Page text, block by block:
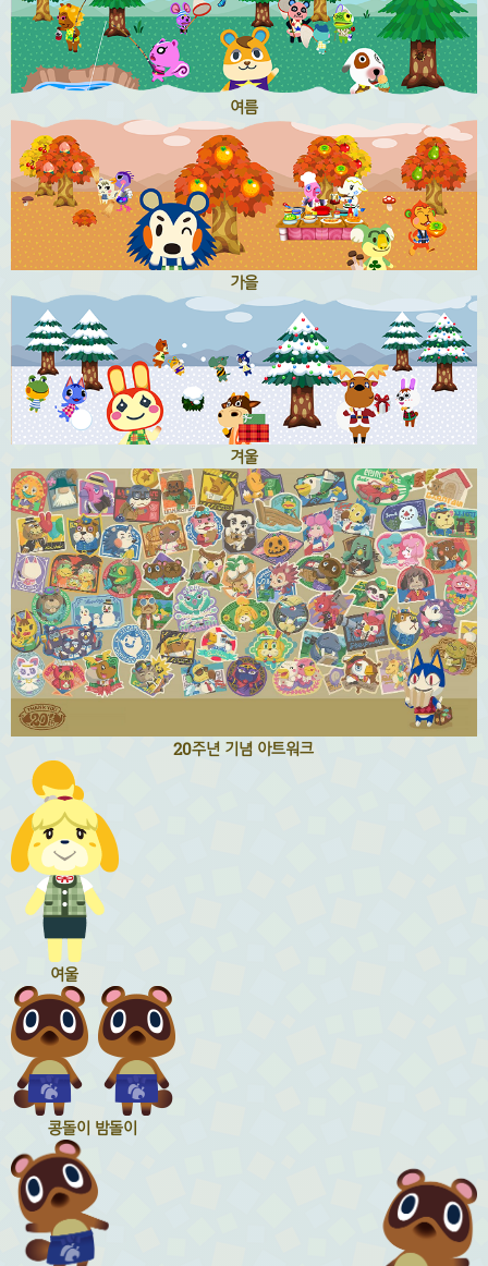
여름
가을
겨울
20주년 기념 아트워크
여울
콩돌이 밤돌이